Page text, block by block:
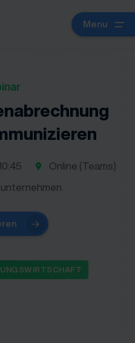
Menu
Online (Teams)